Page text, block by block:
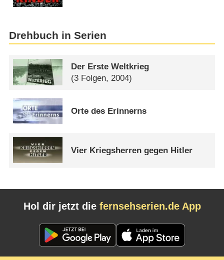
Drehbuch in Serien
Der Erste Weltkrieg
(3 Folgen, 2004)
Orte des Erinnerns
Vier Kriegsherren gegen Hitler
Hol dir jetzt die fernsehserien.de App